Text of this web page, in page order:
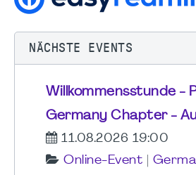
NÄCHSTE EVENTS
Willkommensstunde -
Germany Chapter -
11.08.2026 19:00
Online-Event